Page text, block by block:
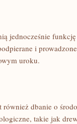
jednocześnie
i
uroku.
dbanie o
takie ⁢jak